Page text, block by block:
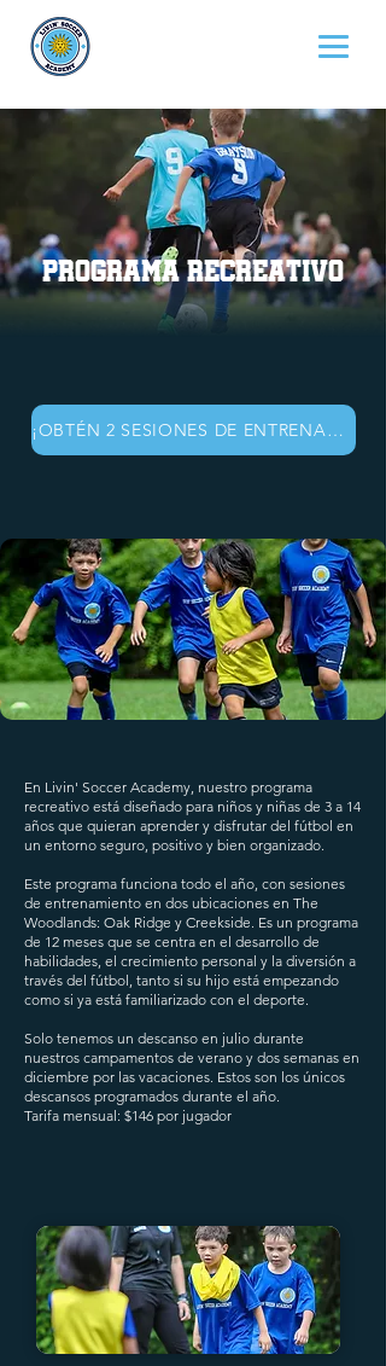
Programa recreativo
¡OBTÉN 2 SESIONES DE ENTRENAMIENTO GRATIS!
En Livin' Soccer Academy, nuestro programa
recreativo está diseñado para niños y niñas de 3 a 14
años que quieran aprender y disfrutar del fútbol en
un entorno seguro, positivo y bien organizado.
Este programa funciona todo el año, con sesiones
de entrenamiento en dos ubicaciones en The
Woodlands: Oak Ridge y Creekside. Es un programa
de 12 meses que se centra en el desarrollo de
habilidades, el crecimiento personal y la diversión a
través del fútbol, tanto si su hijo está empezando
como si ya está familiarizado con el deporte.
Solo tenemos un descanso en julio durante
nuestros campamentos de verano y dos semanas en
diciembre por las vacaciones. Estos son los únicos
descansos programados durante el año.
Tarifa mensual: $146 por jugador